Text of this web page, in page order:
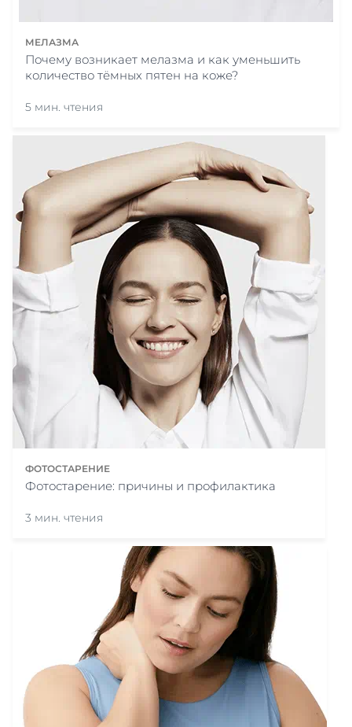
МЕЛАЗМА
Почему возникает мелазма и как уменьшить
количество тёмных пятен на коже?
5 мин. чтения
ФОТОСТАРЕНИЕ
Фотостарение: причины и профилактика
3 мин. чтения